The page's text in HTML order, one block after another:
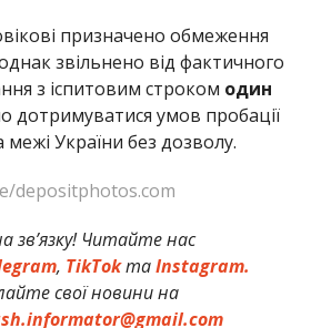
призначено обмеження
звільнено від фактичного
з іспитовим строком один
дотримуватися умов пробації
України без дозволу.
depositphotos.com
зв’язку! Читайте нас
, TikTokтаInstagram.
свої новини на